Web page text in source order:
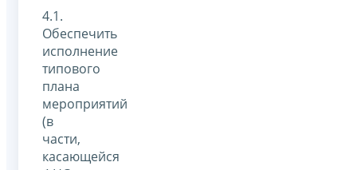
4.1.
Обеспечить
исполнение
типового
плана
мероприятий
(в
части,
касающейся